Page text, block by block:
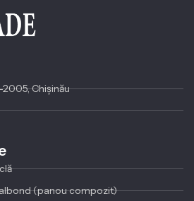
2005, Chișinău
(panou compozit)